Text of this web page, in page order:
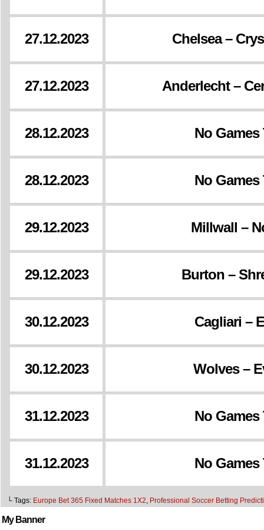
27.12.2023 Chelsea –
27.12.2023 Anderlecht –
28.12.2023 No Games
28.12.2023 No Games
29.12.2023 Millwall –
29.12.2023 Burton –
30.12.2023 Cagliari –
30.12.2023 Wolves –
31.12.2023 No Games
31.12.2023 No Games
└ Tags: Europe Bet 365 Fixed Matches 1X2, Professional Soccer Betting
My Banner